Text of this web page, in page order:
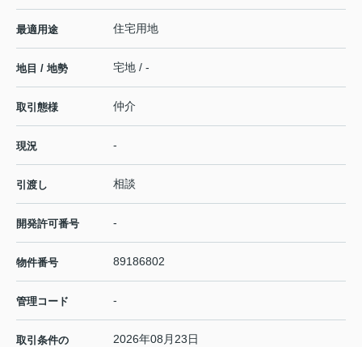
最適用途 住宅用地
地目 / 地勢 宅地 / -
取引態様 仲介
現況 -
引渡し 相談
開発許可番号 -
物件番号 89186802
管理コード -
取引条件の
2026年08月23日